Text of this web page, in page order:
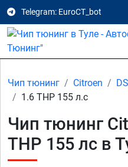
Telegram: EuroCT_bot
Чип тюнинг Citroen
1.6 THP 155 л.с
Чип тюнинг
THP 155 лс в